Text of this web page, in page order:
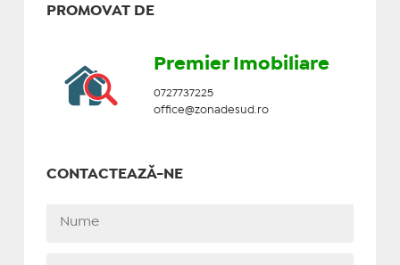
PROMOVAT DE
Premier Imobiliare
0727737225
office@zonadesud.ro
CONTACTEAZĂ-NE